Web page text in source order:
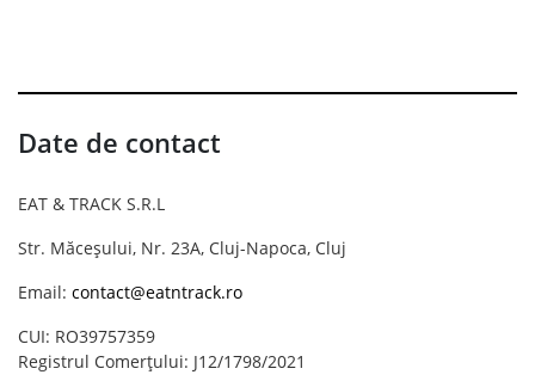
Date de contact
EAT & TRACK S.R.L
Str. Măceșului, Nr. 23A, Cluj-Napoca, Cluj
Email: contact@eatntrack.ro
CUI: RO39757359
Registrul Comerțului: J12/1798/2021